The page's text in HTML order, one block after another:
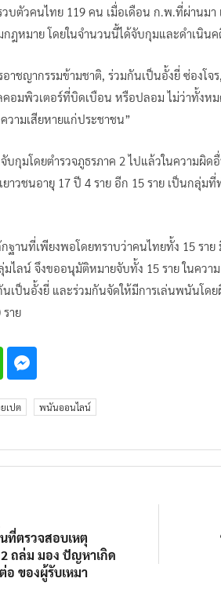
วบตัวคนไทย 119 คน เมื่อเดือน ก.พ.ที่ผ่านม
ฎหมาย โดยในจำนวนนี้ได้จับกุมและดำเนินค
าชญากรรมข้ามชาติ, ร่วมกันเป็นอั้งยี่ ซ่องโจ
อมพิวเตอร์ที่บิดเบือน หรือปลอม ไม่ว่าทั้งห
วามเสียหายแก่ประชาชน”
บกุมโดยตำรวจภูธรภาค 2 ไปแล้วในความผิ
าวชนอายุ 17 ปี 4 ราย อีก 15 ราย เป็นกลุ่ม
ฐานที่เพียงพอโดยทราบว่าคนไทยทั้ง 15 ร
มไลน์ จึงขออนุมัติหมายจับทั้ง 15 ราย ในคว
เป็นอั้งยี่ และร่วมกันจัดให้มีการเล่นพนันโ
าย
เปต พนันออนไลน์
ที่ตรวจสอบเหตุ
ถล่ม มอง ปัญหาเกิด
อ ของผู้รับเหมา